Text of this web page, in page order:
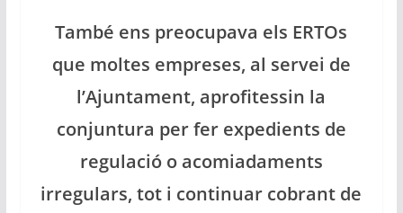
També ens preocupava els ERTOs
que moltes empreses, al servei de
l’Ajuntament, aprofitessin la
conjuntura per fer expedients de
regulació o acomiadaments
irregulars, tot i continuar cobrant de